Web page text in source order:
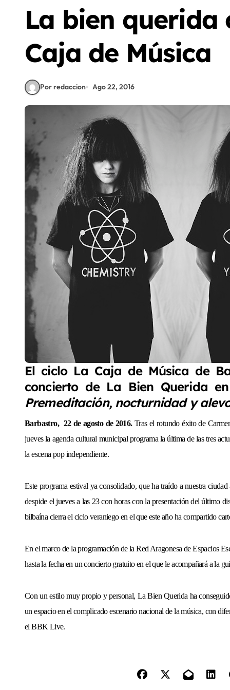
La bien querida
Caja de Música
Por redaccion Ago 22, 2016
El ciclo La Caja de Música de
concierto de La Bien Querida
Premeditación, nocturnidad y
Barbastro, 22 de agosto de 2016. Tras el rotundo éxito de
jueves la agenda cultural municipal programa la última de las tres
la escena pop independiente.
Este programa estival ya consolidado, que ha traído a nuestra
despide el jueves a las 23 con horas con la presentación del último
bilbaína cierra el ciclo veraniego en el que este año ha compartido
En el marco de la programación de la Red Aragonesa de Espacios
hasta la fecha en un concierto gratuito en el que le acompañará a la
Con un estilo muy propio y personal, La Bien Querida ha
un espacio en el complicado escenario nacional de la música, con
el BBK Live.